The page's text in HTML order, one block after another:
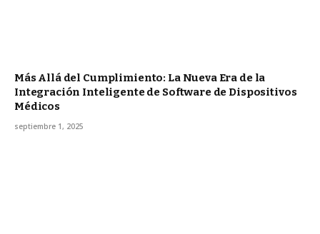
Más Allá del Cumplimiento: La Nueva Era de la
Integración Inteligente de Software de Dispositivos
Médicos
septiembre 1, 2025